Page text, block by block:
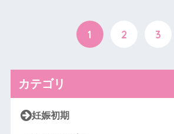
1 2 3
カテゴリ
妊娠初期